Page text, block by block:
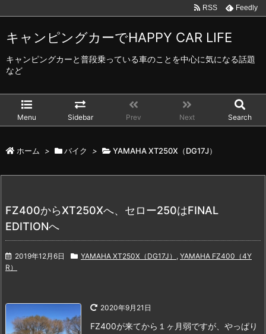
キャンピングカーでHAPPY CAR LIFE
キャンピングカーと普段乗っている車のことを中心に気になる話題
など
Menu Sidebar Prev Next Search
RSS Feedly
ホーム > バイク > YAMAHA XT250X（DG17J）
FZ400からXT250Xへ、セロー250はFINAL
EDITIONへ
2019年12月6日 YAMAHA XT250X（DG17J） , YAMAHA FZ400（4Y
R）
2020年9月21日
FZ400が来てから１ヶ月弱ですが、やっぱり